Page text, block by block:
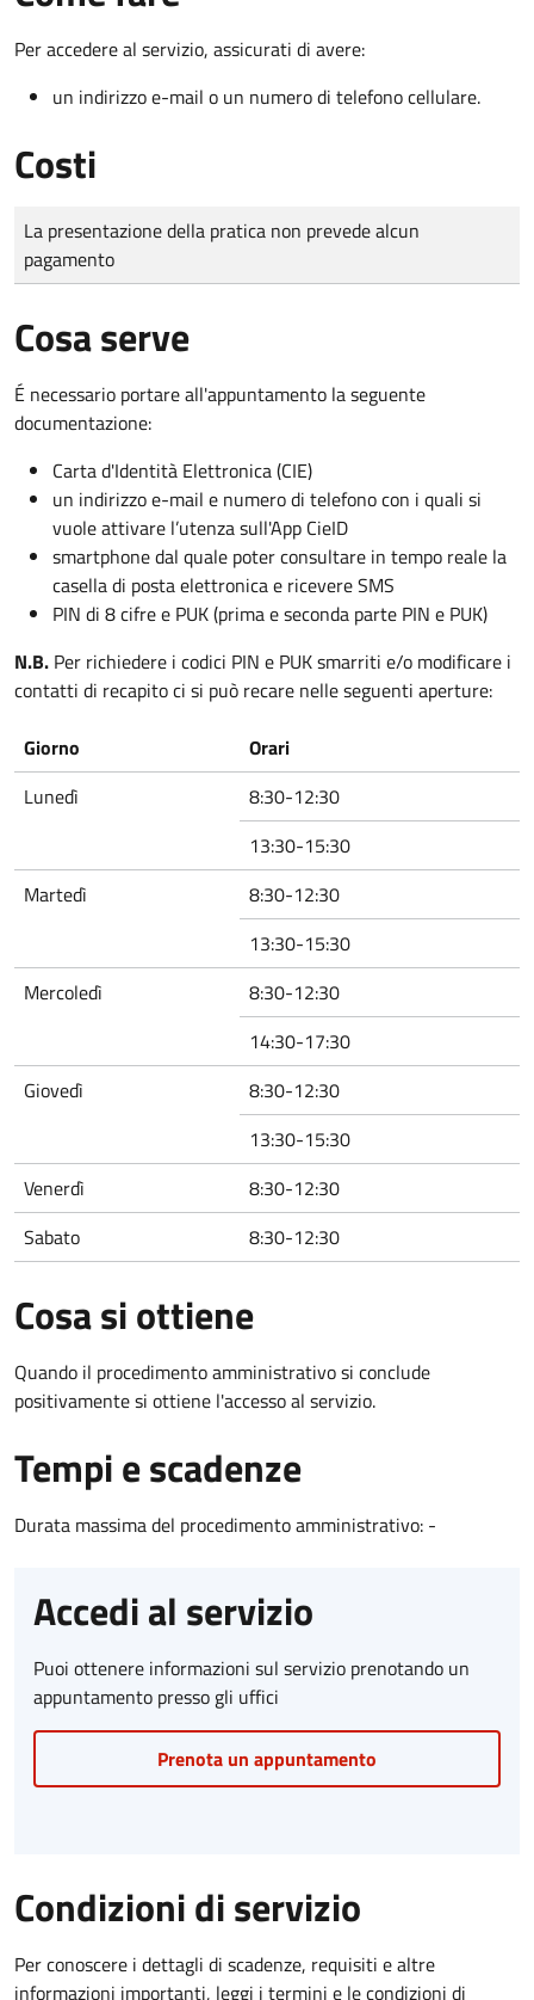
Per accedere al servizio, assicurati di avere:
un indirizzo e-mail o un numero di telefono cellulare.
Costi
Tipo di pagamento
Importo
La presentazione della pratica non prevede alcun
pagamento
Cosa serve
É necessario portare all'appuntamento la seguente
documentazione:
Carta d'Identità Elettronica (CIE)
un indirizzo e-mail e numero di telefono con i quali si
vuole attivare l’utenza sull'App CieID
smartphone dal quale poter consultare in tempo reale la
casella di posta elettronica e ricevere SMS
PIN di 8 cifre e PUK (prima e seconda parte PIN e PUK)
N.B. Per richiedere i codici PIN e PUK smarriti e/o modificare i
contatti di recapito ci si può recare nelle seguenti aperture:
Giorno
Orari
Lunedì
8:30-12:30
13:30-15:30
Martedì
8:30-12:30
13:30-15:30
Mercoledì
8:30-12:30
14:30-17:30
Giovedì
8:30-12:30
13:30-15:30
Venerdì
8:30-12:30
Sabato
8:30-12:30
Cosa si ottiene
Quando il procedimento amministrativo si conclude
positivamente si ottiene l'accesso al servizio.
Tempi e scadenze
Durata massima del procedimento amministrativo: -
Accedi al servizio
Puoi ottenere informazioni sul servizio prenotando un
appuntamento presso gli uffici
Prenota un appuntamento
Condizioni di servizio
Per conoscere i dettagli di scadenze, requisiti e altre
informazioni importanti, leggi i termini e le condizioni di